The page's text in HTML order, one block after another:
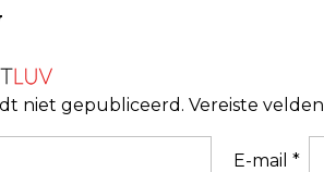
niet gepubliceerd. Vereiste
E-mail *